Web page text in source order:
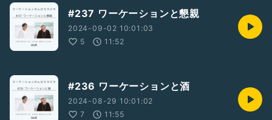
#237 ワーケーションと懇親
2024-09-02 10:01:03
5
11:52
#236 ワーケーションと酒
2024-08-29 10:01:02
7
11:55